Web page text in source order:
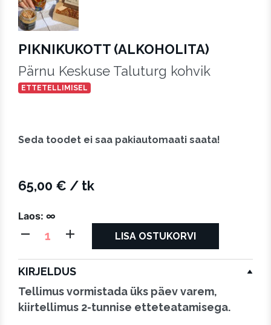
PIKNIKUKOTT (ALKOHOLITA)
Pärnu Keskuse Taluturg kohvik
ETTETELLIMISEL
Seda toodet ei saa pakiautomaati saata!
65,00 € / tk
Laos: ∞
PIKNIKUKOTT
(ALKOHOLITA)
kogus
LISA OSTUKORVI
KIRJELDUS
Tellimus vormistada üks päev varem,
kiirtellimus 2-tunnise etteteatamisega.